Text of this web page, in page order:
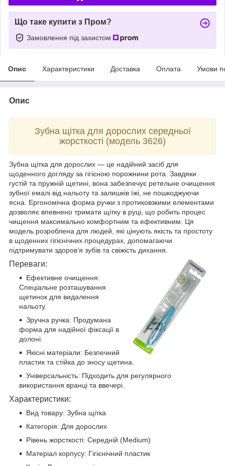
Що таке купити з Пром?
Замовлення під захистом
Опис Характеристики Доставка Оплата Умови
Опис
Зубна щітка для дорослих середньої
жорсткості (модель 3626)
Зубна щітка для дорослих — це надійний засіб для
щоденного догляду за гігієною порожнини рота. Завдяки
густій та пружній щетині, вона забезпечує ретельне очищення
зубної емалі від нальоту та залишків їжі, не пошкоджуючи
ясна. Ергономічна форма ручки з протиковзкими елементами
дозволяє впевнено тримати щітку в руці, що робить процес
чищення максимально комфортним та ефективним. Ця
модель розроблена для людей, які цінують якість та простоту
в щоденних гігієнічних процедурах, допомагаючи
підтримувати здоров’я зубів та свіжість дихання.
Переваги:
Ефективне очищення:
Спеціальне розташування
щетинок для видалення
нальоту.
Зручна ручка: Продумана
форма для надійної фіксації в
долоні.
Якісні матеріали: Безпечний
пластик та стійка до зносу щетина.
Універсальність: Підходить для регулярного
використання вранці та ввечері.
Характеристики:
Вид товару: Зубна щітка
Категорія: Для дорослих
Рівень жорсткості: Середній (Medium)
Матеріал корпусу: Гігієнічний пластик